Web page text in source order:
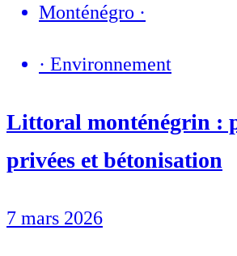
Monténégro ·
· Environnement
Littoral monténégrin :
privées et bétonisation
7 mars 2026